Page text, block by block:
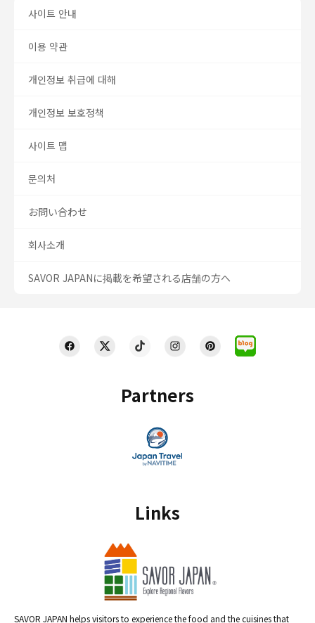
Partners
Links
SAVOR JAPAN helps visitors to experience the food and the cuisines that
사이트 안내
이용 약관
개인정보 취급에 대해
개인정보 보호정책
사이트 맵
문의처
お問い合わせ
회사소개
SAVOR JAPANに掲載を希望される店舗の方へ